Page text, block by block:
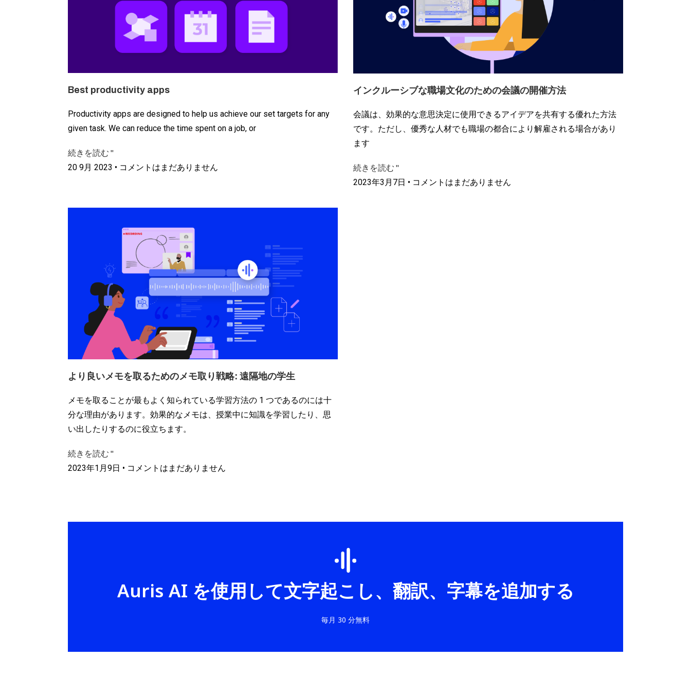
Best productivity apps
Productivity apps are designed to help us achieve our set targets for any
given task. We can reduce the time spent on a job, or
続きを読む "
20 9月 2023 コメントはまだありません
インクルーシブな職場文化のための会議の開催方法
会議は、効果的な意思決定に使用できるアイデアを共有する優れた方法
です。ただし、優秀な人材でも職場の都合により解雇される場合があり
ます
続きを読む "
2023年3月7日 コメントはまだありません
より良いメモを取るためのメモ取り戦略: 遠隔地の学生
メモを取ることが最もよく知られている学習方法の 1 つであるのには十
分な理由があります。効果的なメモは、授業中に知識を学習したり、思
い出したりするのに役立ちます。
続きを読む "
2023年1月9日 コメントはまだありません
Auris AI を使用して文字起こし、翻訳、字幕を追加する
毎月 30 分無料